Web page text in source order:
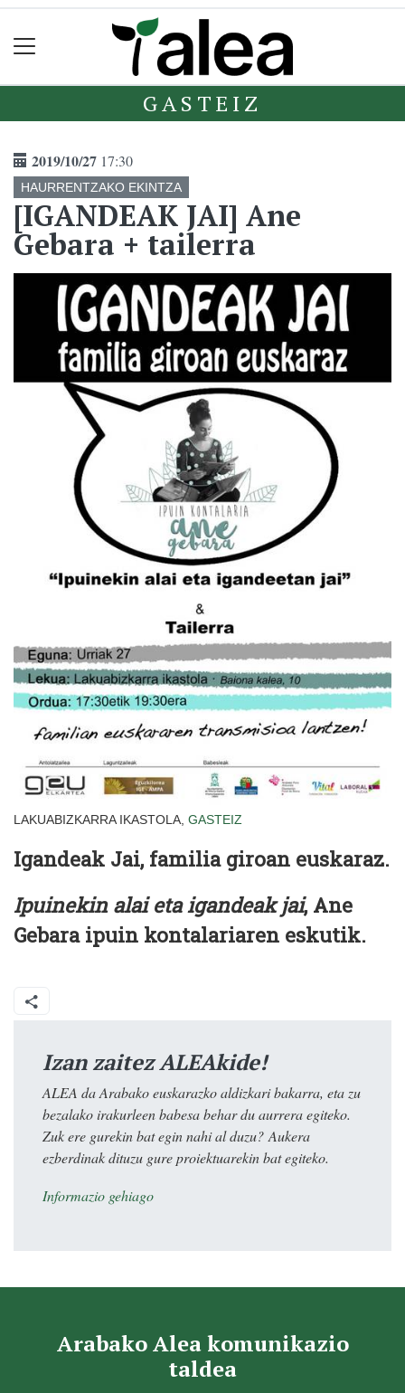
GASTEIZ
2019/10/27 17:30
HAURRENTZAKO EKINTZA
[IGANDEAK JAI] Ane
Gebara + tailerra
LAKUABIZKARRA IKASTOLA, GASTEIZ
Igandeak Jai, familia giroan euskaraz.
Ipuinekin alai eta igandeak jai, Ane
Gebara ipuin kontalariaren eskutik.
Izan zaitez ALEAkide!
ALEA da Arabako euskarazko aldizkari bakarra, eta zu
bezalako irakurleen babesa behar du aurrera egiteko.
Zuk ere gurekin bat egin nahi al duzu? Aukera
ezberdinak dituzu gure proiektuarekin bat egiteko.
Informazio gehiago
Arabako Alea komunikazio
taldea